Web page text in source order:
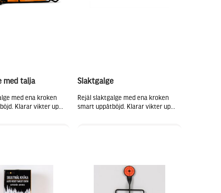
med talja
med ena kroken
Klarar vikter up...
Slaktgalge
Rejäl slaktgalge med ena kroken
smart uppåtböjd. Klarar vikter up...